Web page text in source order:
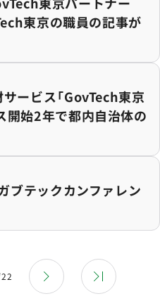
東京の職員の記事が
ービス「GovTech東京
開始2年で都内自治体の
ビス「GovTech東京パー
ブテックカンファレン
テックカンファレンス・グ